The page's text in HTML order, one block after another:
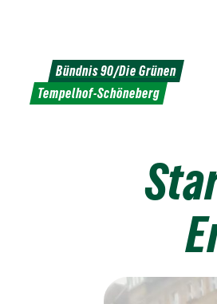
Bündnis 90/Die Grünen
Tempelhof-Schöneberg